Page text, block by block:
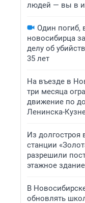
людей — вы в
Один погиб,
новосибирца
делу об
35 лет
На въезде в
три месяца
движение по
Ленинска-
Из долгостроя
станции
разрешили
этажное здание
В
обновлять